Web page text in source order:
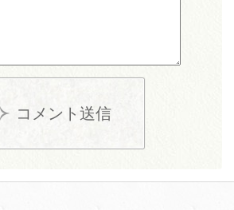
コメント送信